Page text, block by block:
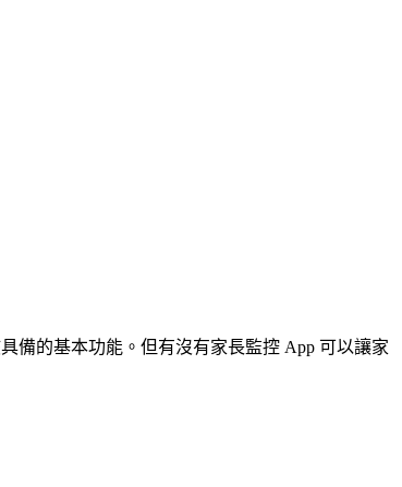
備的基本功能。但有沒有家長監控 App 可以讓家